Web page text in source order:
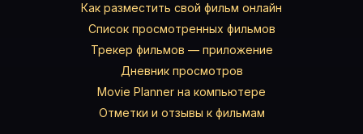
Как разместить свой фильм онлайн
Список просмотренных фильмов
Трекер фильмов — приложение
Дневник просмотров
Movie Planner на компьютере
Отметки и отзывы к фильмам